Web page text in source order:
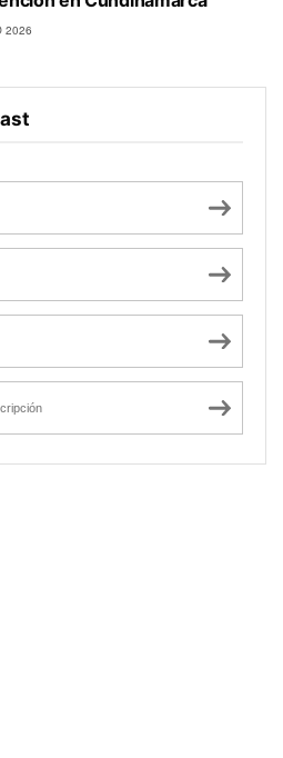
2026